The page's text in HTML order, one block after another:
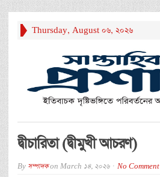
Thursday, August 06, 2026
দ্বীচারিতা (দ্বীমুখী আচরণ)
By সম্পাদকon March 14, 2026 No Comment